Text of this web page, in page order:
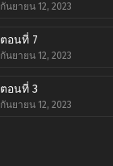
กันยายน 12, 2023
ตอนที่ 7
กันยายน 12, 2023
ตอนที่ 3
กันยายน 12, 2023